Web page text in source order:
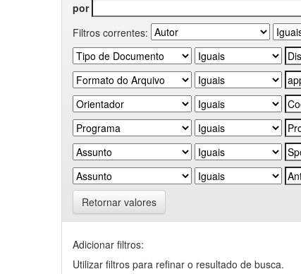
por
Filtros correntes:
Retornar valores
Adicionar filtros:
Utilizar filtros para refinar o resultado de busca.